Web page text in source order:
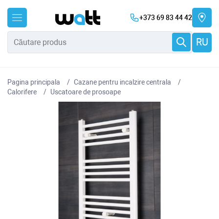
+373 69 83 44 42
RU
Pagina principala
Cazane pentru incalzire centrala
Сalorifere
Uscatoare de prosoape